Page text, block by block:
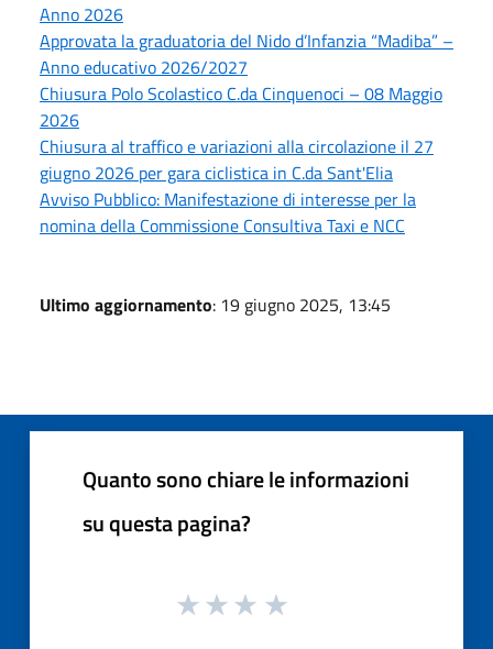
Anno 2026
Approvata la graduatoria del Nido d’Infanzia “Madiba” –
Anno educativo 2026/2027
Chiusura Polo Scolastico C.da Cinquenoci – 08 Maggio
2026
Chiusura al traffico e variazioni alla circolazione il 27
giugno 2026 per gara ciclistica in C.da Sant'Elia
Avviso Pubblico: Manifestazione di interesse per la
nomina della Commissione Consultiva Taxi e NCC
Ultimo aggiornamento: 19 giugno 2025, 13:45
Quanto sono chiare le informazioni
su questa pagina?